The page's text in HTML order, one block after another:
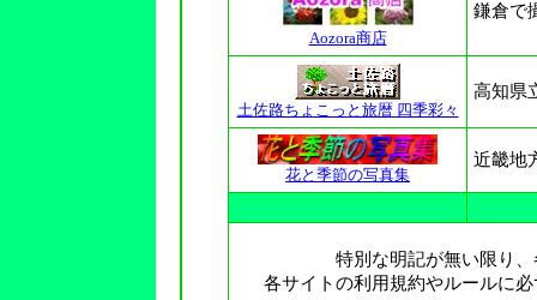
Aozora商店
鎌倉で
土佐路ちょこっと旅暦 四季彩々
高知県
花と季節の写真集
近畿地
特別な明記が無い限り
各サイトの利用規約やルールに